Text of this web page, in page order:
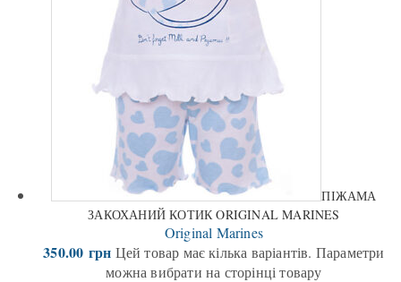
ПІЖАМА
ЗАКОХАНИЙ КОТИК ORIGINAL MARINES
Original Marines
350.00 грн Цей товар має кілька варіантів. Параметри
можна вибрати на сторінці товару